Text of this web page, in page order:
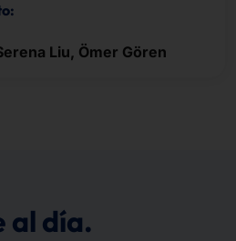
Liu, Ömer Gören
al día.